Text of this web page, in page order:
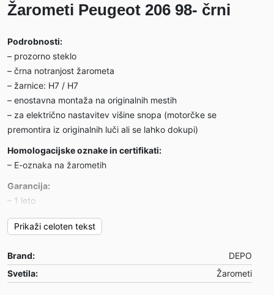
Žarometi Peugeot 206 98- črni
Podrobnosti:
– prozorno steklo
– črna notranjost žarometa
– žarnice: H7 / H7
– enostavna montaža na originalnih mestih
– za električno nastavitev višine snopa (motorčke se
premontira iz originalnih luči ali se lahko dokupi)
Homologacijske oznake in certifikati:
– E-oznaka na žarometih
Garancija:
– 1 leto
Primerni za:
Peugeot 206 98-
Opombe:
– žarnice niso priložene
– cena je za par žarometov
Prikaži celoten tekst
Brand:
DEPO
Svetila:
Žarometi